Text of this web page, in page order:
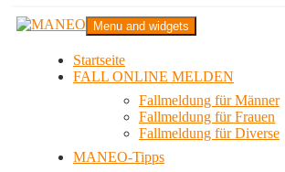
Zum
InhaltMANEO
Das schwule Anti-Gewalt-Projekt in Berlin
Menu and widgets
Startseite
FALL ONLINE MELDEN
Fallmeldung für Männer
Fallmeldung für Frauen
Fallmeldung für Diverse
MANEO-Tipps